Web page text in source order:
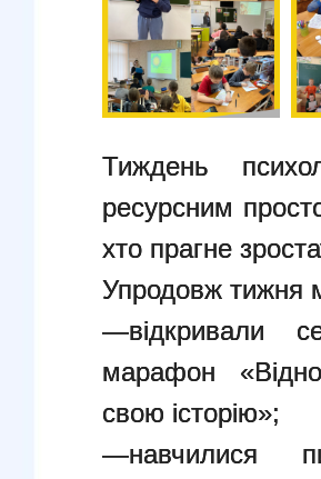
Тиждень
ресурсним
хто прагне
Упродовж тижня
—відкривали
марафон
свою історію»;
—навчилися